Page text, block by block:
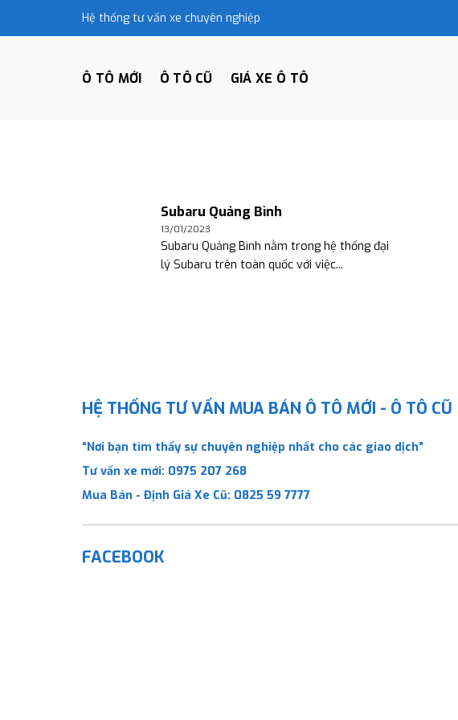
Hệ thống tư vấn xe chuyên nghiệp
Ô TÔ MỚI Ô TÔ CŨ GIÁ XE Ô TÔ
Subaru Quảng Bình
13/01/2023
Subaru Quảng Bình nằm trong hệ thống đại
lý Subaru trên toàn quốc với việc...
HỆ THỐNG TƯ VẤN MUA BÁN Ô TÔ MỚI - Ô TÔ CŨ
“Nơi bạn tìm thấy sự chuyên nghiệp nhất cho các giao dịch”
Tư vấn xe mới: 0975 207 268
Mua Bán - Định Giá Xe Cũ: 0825 59 7777
FACEBOOK